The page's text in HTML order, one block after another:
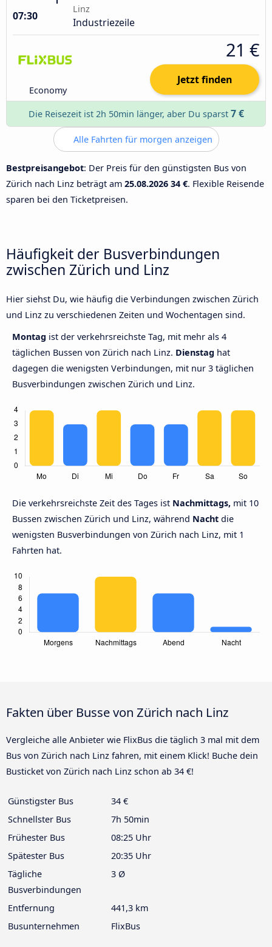
07:30
Linz
Industriezeile
Economy
21 €
Jetzt finden
Die Reisezeit ist 2h 50min länger, aber Du sparst 7 €
Alle Fahrten für morgen anzeigen
Bestpreisangebot: Der Preis für den günstigsten Bus von
Zürich nach Linz beträgt am 25.08.2026 34 €. Flexible Reisende
sparen bei den Ticketpreisen.
Häufigkeit der Busverbindungen
zwischen Zürich und Linz
Hier siehst Du, wie häufig die Verbindungen zwischen Zürich
und Linz zu verschiedenen Zeiten und Wochentagen sind.
Montag ist der verkehrsreichste Tag, mit mehr als 4
täglichen Bussen von Zürich nach Linz. Dienstag hat
dagegen die wenigsten Verbindungen, mit nur 3 täglichen
Busverbindungen zwischen Zürich und Linz.
Die verkehrsreichste Zeit des Tages ist Nachmittags, mit 10
Bussen zwischen Zürich und Linz, während Nacht die
wenigsten Busverbindungen von Zürich nach Linz, mit 1
Fahrten hat.
Fakten über Busse von Zürich nach Linz
Vergleiche alle Anbieter wie FlixBus die täglich 3 mal mit dem
Bus von Zürich nach Linz fahren, mit einem Klick! Buche dein
Busticket von Zürich nach Linz schon ab 34 €!
Günstigster Bus
34 €
Schnellster Bus
7h 50min
Frühester Bus
08:25 Uhr
Spätester Bus
20:35 Uhr
Tägliche
Busverbindungen
3 Ø
Entfernung
441,3 km
Busunternehmen
FlixBus